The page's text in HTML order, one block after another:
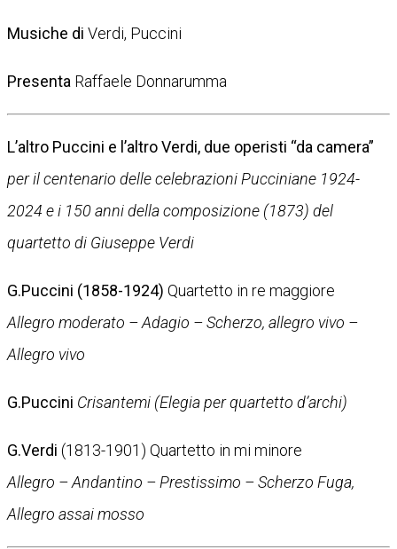
Musiche di Verdi, Puccini
Presenta Raffaele Donnarumma
L’altro Puccini e l’altro Verdi, due operisti “da camera”
per il centenario delle celebrazioni Pucciniane 1924-
2024 e i 150 anni della composizione (1873) del
quartetto di Giuseppe Verdi
G.Puccini (1858-1924) Quartetto in re maggiore
Allegro moderato – Adagio – Scherzo, allegro vivo –
Allegro vivo
G.Puccini Crisantemi (Elegia per quartetto d’archi)
G.Verdi (1813-1901) Quartetto in mi minore
Allegro – Andantino – Prestissimo – Scherzo Fuga,
Allegro assai mosso